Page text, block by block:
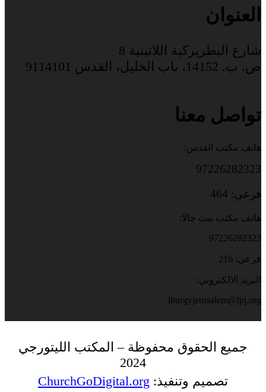
العنوان
شارع البطريركية اللاتينية 8
ص. ب. 14152، باب الخليل، القدس 9114101
تواصل معنا
هاتف مكتب القدس:
97226282323
فرعي: 464
هاتف مكتب بيت جالا:
97226282323
فرعي: 216
البريد الالكتروني:
liturgyjerusalem@lpj.org
جميع الحقوق محفوظة – المكتب الليتورجي
2024
تصميم وتنفيذ: ChurchGoDigital.org